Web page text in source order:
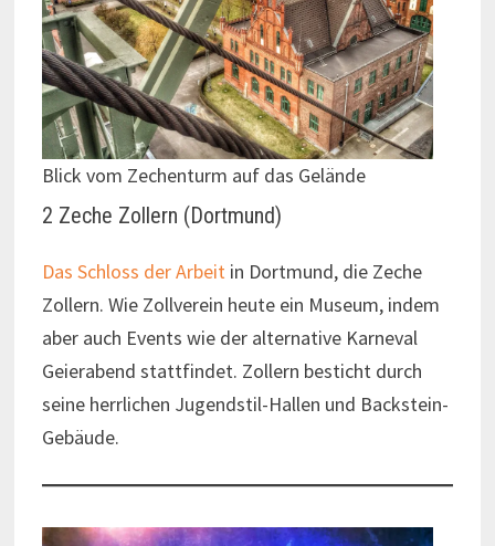
Blick vom Zechenturm auf das Gelände
2 Zeche Zollern (Dortmund)
Das Schloss der Arbeitin Dortmund, die Zeche
Zollern. Wie Zollverein heute ein Museum, indem
aber auch Events wie der alternative Karneval
Geierabend stattfindet. Zollern besticht durch
seine herrlichen Jugendstil-Hallen und Backstein-
Gebäude.